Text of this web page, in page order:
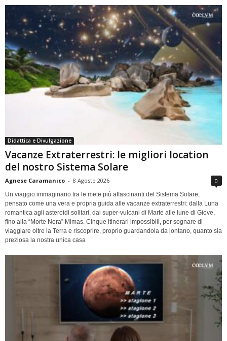
Didattica e Divulgazione
Vacanze Extraterrestri: le migliori location
del nostro Sistema Solare
Agnese Caramanico - 8 Agosto 2026 0
Un viaggio immaginario tra le mete più affascinanti del Sistema Solare,
pensato come una vera e propria guida alle vacanze extraterrestri: dalla Luna
romantica agli asteroidi solitari, dai super-vulcani di Marte alle lune di Giove,
fino alla “Morte Nera” Mimas. Cinque itinerari impossibili, per sognare di
viaggiare oltre la Terra e riscoprire, proprio guardandola da lontano, quanto sia
preziosa la nostra unica casa